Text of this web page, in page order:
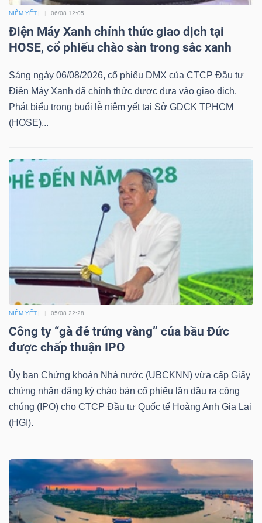
NIÊM YẾT 06/08 12:05
Điện Máy Xanh chính thức giao dịch tại
HOSE, cổ phiếu chào sàn trong sắc xanh
Sáng ngày 06/08/2026, cổ phiếu DMX của CTCP Đầu tư
Điện Máy Xanh đã chính thức được đưa vào giao dịch.
Phát biểu trong buổi lễ niêm yết tại Sở GDCK TPHCM
(HOSE)...
NIÊM YẾT 05/08 22:28
Công ty “gà đẻ trứng vàng” của bầu Đức
được chấp thuận IPO
Ủy ban Chứng khoán Nhà nước (UBCKNN) vừa cấp Giấy
chứng nhận đăng ký chào bán cổ phiếu lần đầu ra công
chúng (IPO) cho CTCP Đầu tư Quốc tế Hoàng Anh Gia Lai
(HGI).
LIỆU
Ngành
VS-
SECTOR
NĂNG
NGUYÊN
VẬT
LIỆU
CÔNG
NGHIỆP
TIÊU
DÙNG
KHÔNG
THIẾT